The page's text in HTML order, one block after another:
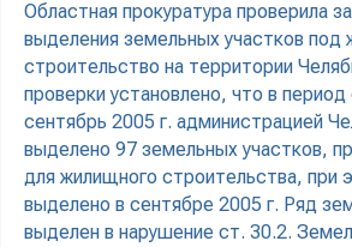
Областная прокуратура проверила
выделения земельных участков под
строительство на территории
проверки установлено, что в
сентябрь 2005 г. администрацией
выделено 97 земельных участков,
для жилищного строительства, при
выделено в сентябре 2005 г. Ряд
выделен в нарушение ст. 30.2.